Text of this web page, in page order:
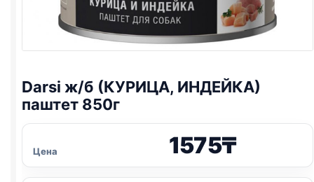
Darsi ж/б (КУРИЦА, ИНДЕЙКА)
паштет 850г
Цена 1575₸